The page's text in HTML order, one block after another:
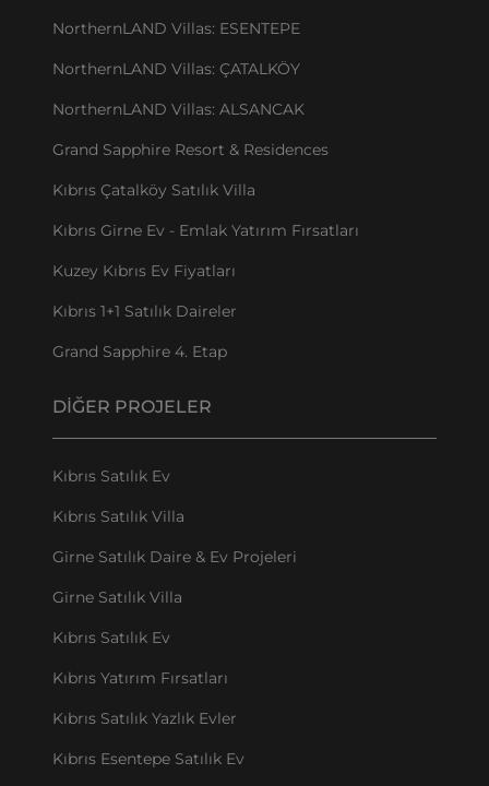
NorthernLAND Villas: ESENTEPE
NorthernLAND Villas: ÇATALKÖY
NorthernLAND Villas: ALSANCAK
Grand Sapphire Resort & Residences
Kıbrıs Çatalköy Satılık Villa
Kıbrıs Girne Ev - Emlak Yatırım Fırsatları
Kuzey Kıbrıs Ev Fiyatları
Kıbrıs 1+1 Satılık Daireler
Grand Sapphire 4. Etap
DIĞER PROJELER
Kıbrıs Satılık Ev
Kıbrıs Satılık Villa
Girne Satılık Daire & Ev Projeleri
Girne Satılık Villa
Kıbrıs Satılık Ev
Kıbrıs Yatırım Fırsatları
Kıbrıs Satılık Yazlık Evler
Kıbrıs Esentepe Satılık Ev